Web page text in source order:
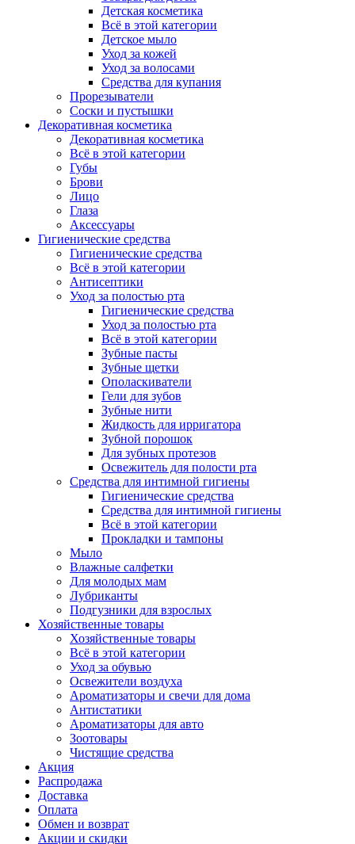
Детская косметика
Всё в этой категории
Детское мыло
Уход за кожей
Уход за волосами
Средства для купания
Прорезыватели
Соски и пустышки
Декоративная косметика
Декоративная косметика
Всё в этой категории
Губы
Брови
Лицо
Глаза
Аксессуары
Гигиенические средства
Гигиенические средства
Всё в этой категории
Антисептики
Уход за полостью рта
Гигиенические средства
Уход за полостью рта
Всё в этой категории
Зубные пасты
Зубные щетки
Ополаскиватели
Гели для зубов
Зубные нити
Жидкость для ирригатора
Зубной порошок
Для зубных протезов
Освежитель для полости рта
Средства для интимной гигиены
Гигиенические средства
Средства для интимной гигиены
Всё в этой категории
Прокладки и тампоны
Мыло
Влажные салфетки
Для молодых мам
Лубриканты
Подгузники для взрослых
Хозяйственные товары
Хозяйственные товары
Всё в этой категории
Уход за обувью
Освежители воздуха
Ароматизаторы и свечи для дома
Антистатики
Ароматизаторы для авто
Зоотовары
Чистящие средства
Акция
Распродажа
Доставка
Оплата
Обмен и возврат
Акции и скидки